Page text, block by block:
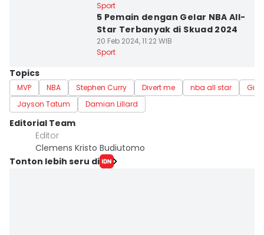
Sport
5 Pemain dengan Gelar NBA All-
Star Terbanyak di Skuad 2024
20 Feb 2024, 11:22 WIB
Sport
Topics
MVP NBA Stephen Curry Divert me nba all star
Jayson Tatum
Damian Lillard
Editorial Team
Editor
Clemens Kristo Budiutomo
Tonton lebih seru di